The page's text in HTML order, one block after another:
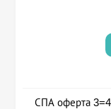
СПА оферта